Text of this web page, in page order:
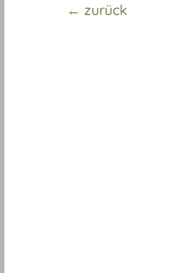
← zurück